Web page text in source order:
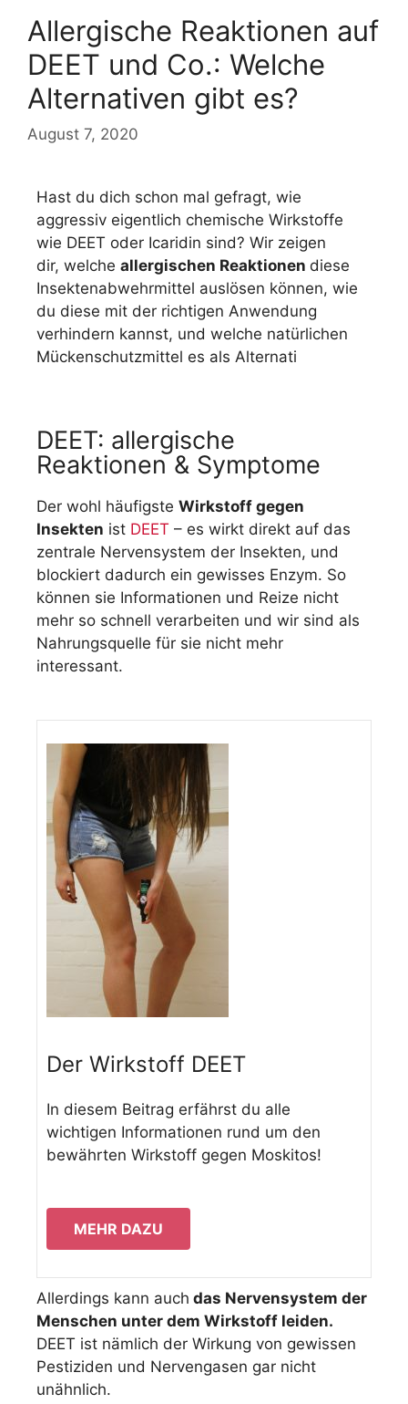
Allergische Reaktionen auf
DEET und Co.: Welche
Alternativen gibt es?
August 7, 2020
Hast du dich schon mal gefragt, wie
aggressiv eigentlich chemische Wirkstoffe
wie DEET oder Icaridin sind? Wir zeigen
dir, welche allergischen Reaktionen diese
Insektenabwehrmittel auslösen können, wie
du diese mit der richtigen Anwendung
verhindern kannst, und welche natürlichen
Mückenschutzmittel es als Alternati
DEET: allergische
Reaktionen & Symptome
Der wohl häufigste Wirkstoff gegen
Insekten ist DEET – es wirkt direkt auf das
zentrale Nervensystem der Insekten, und
blockiert dadurch ein gewisses Enzym. So
können sie Informationen und Reize nicht
mehr so schnell verarbeiten und wir sind als
Nahrungsquelle für sie nicht mehr
interessant.
Der Wirkstoff DEET
In diesem Beitrag erfährst du alle
wichtigen Informationen rund um den
bewährten Wirkstoff gegen Moskitos!
MEHR DAZU
Allerdings kann auch das Nervensystem der
Menschen unter dem Wirkstoff leiden.
DEET ist nämlich der Wirkung von gewissen
Pestiziden und Nervengasen gar nicht
unähnlich.